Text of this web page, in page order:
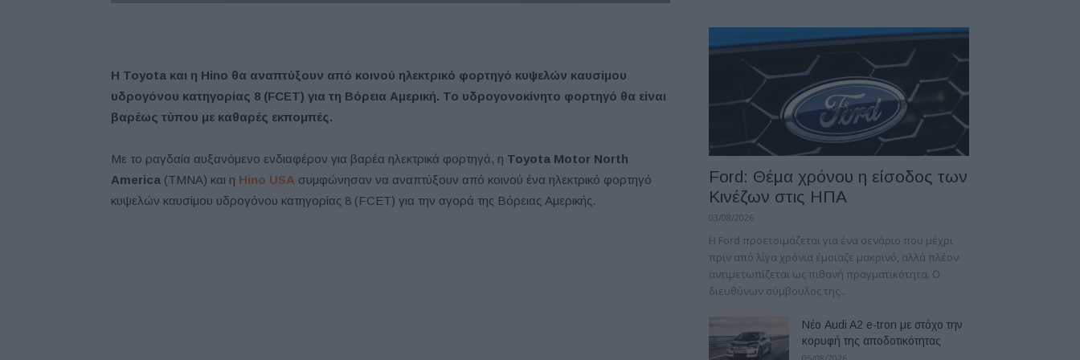
Η Toyota και η Hino θα αναπτύξουν από κοινού ηλεκτρικό φορτηγό κυψελών καυσίμου
υδρογόνου κατηγορίας 8 (FCET) για τη Βόρεια Αμερική. Το υδρογονοκίνητο φορτηγό θα είναι
βαρέως τύπου με καθαρές εκπομπές.
Με το ραγδαία αυξανόμενο ενδιαφέρον για βαρέα ηλεκτρικά φορτηγά, η Toyota Motor North
America (TMNA) και η Hino USA συμφώνησαν να αναπτύξουν από κοινού ένα ηλεκτρικό φορτηγό
κυψελών καυσίμου υδρογόνου κατηγορίας 8 (FCET) για την αγορά της Βόρειας Αμερικής.
Ford: Θέμα χρόνου η είσοδος των
Κινέζων στις ΗΠΑ
03/08/2026
Η Ford προετοιμάζεται για ένα σενάριο που μέχρι
πριν από λίγα χρόνια έμοιαζε μακρινό, αλλά πλέον
αντιμετωπίζεται ως πιθανή πραγματικότητα. Ο
διευθύνων σύμβουλος της...
Νέο Audi A2 e-tron με στόχο την
κορυφή της αποδοτικότητας